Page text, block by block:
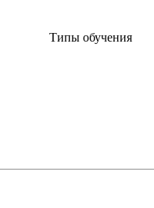
Типы обучения